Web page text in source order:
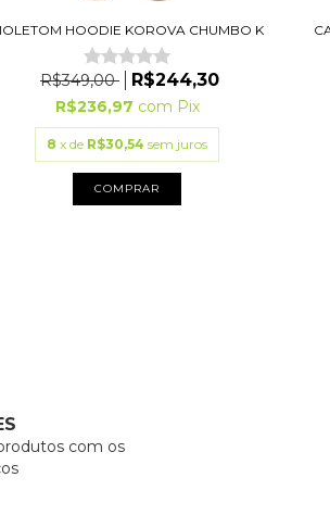
HOODIE KOROVA CHUMBO K
R$349,00 R$244,30
R$236,97 com Pix
8 x de R$30,54 sem juros
COMPRAR
com os